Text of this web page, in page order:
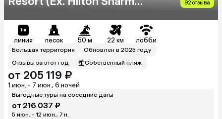
92 отзыва
линия песок 50 м 22 км лобби
Большая территория
Обновлен в 2025 году
Отзывы за этот год
Собственный пляж
от 205 119 ₽
1 июн. - 7 июн., 6 ночей
Выгодные туры на соседние даты
от 216 037 ₽
5 июн. - 12 июн., 7 н.